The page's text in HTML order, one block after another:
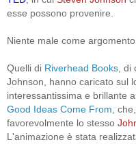
esse possono provenire.
Niente male come
Quelli di Riverhead Books ,
Johnson, hanno caricato sul
interessantissima e brillante
Good Ideas Come From ,
favorevolmente lo stesso
L'animazione è stata